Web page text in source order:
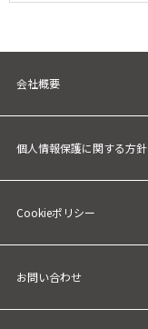
会社概要
個人情報保護に関する方針
Cookieポリシー
お問い合わせ